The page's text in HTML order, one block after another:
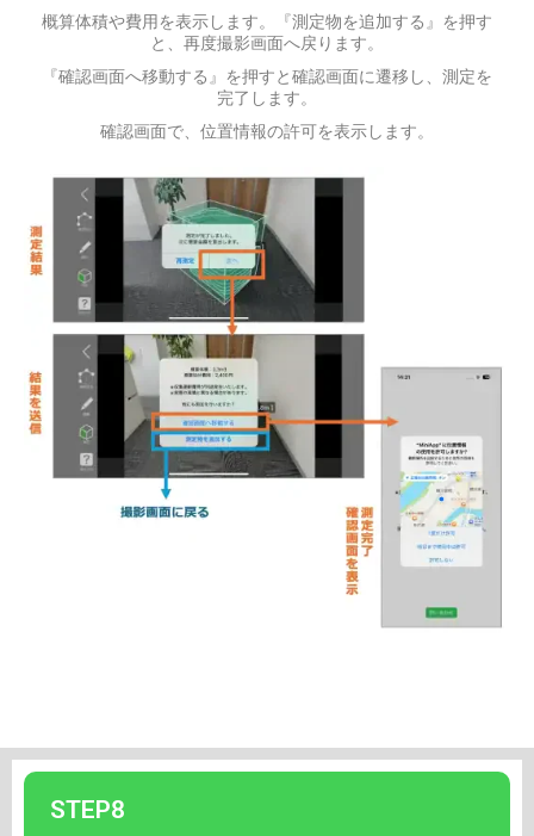
概算体積や費用を表示します。『測定物を追加する』を押す
と、再度撮影画面へ戻ります。
『確認画面へ移動する』を押すと確認画面に遷移し、測定を
完了します。
確認画面で、位置情報の許可を表示します。
STEP8